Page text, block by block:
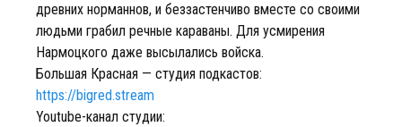
древних норманнов, и беззастенчиво вместе со своими
людьми грабил речные караваны. Для усмирения
Нармоцкого даже высылались войска.
Большая Красная — cтудия подкастов:
https://bigred.stream
Youtube-канал студии: